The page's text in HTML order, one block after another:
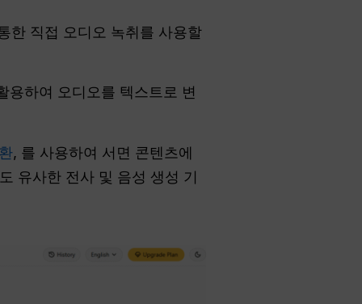
한 직접 오디오 녹취를 사용할
용하여 오디오를 텍스트로 변
, 를 사용하여 서면 콘텐츠에
유사한 전사 및 음성 생성 기